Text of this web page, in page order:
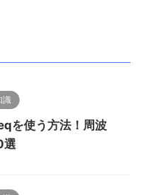
識
を使う方法！周波
選